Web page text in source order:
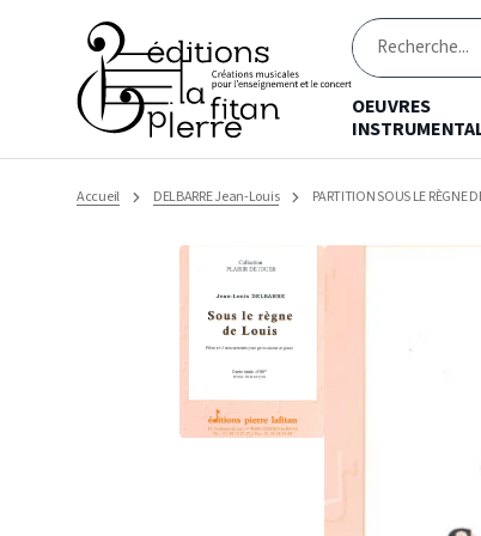
Recherche
OEUVRES
Accueil DELBARRE Jean-Louis PARTITION SOUS LE RÈGNE